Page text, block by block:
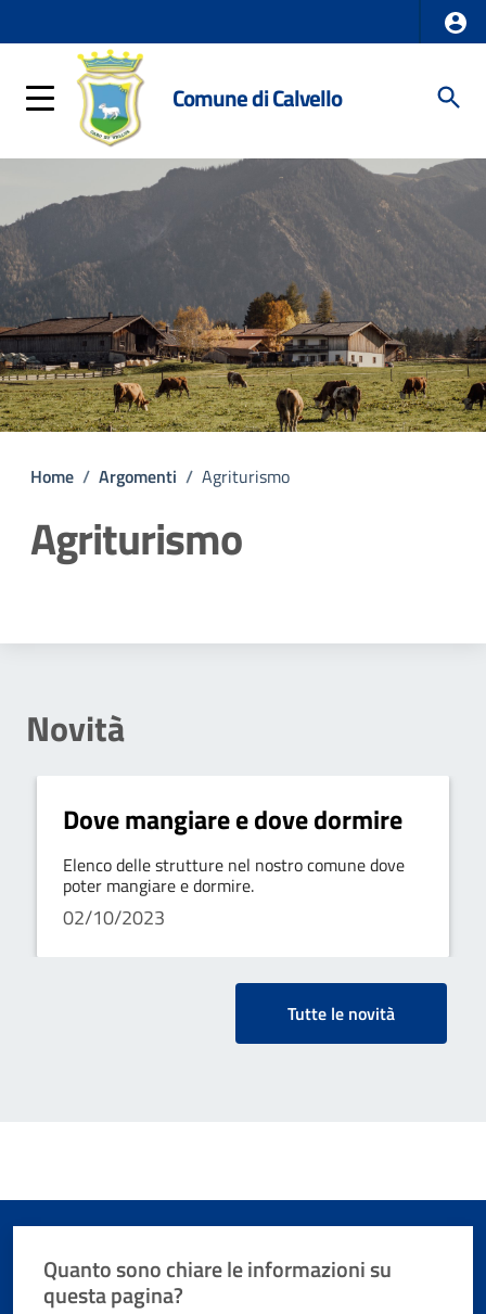
Comune di Calvello
Home / Argomenti / Agriturismo
Agriturismo
Novità
Dove mangiare e dove dormire
Elenco delle strutture nel nostro comune dove
poter mangiare e dormire.
02/10/2023
Tutte le novità
Quanto sono chiare le informazioni su
questa pagina?